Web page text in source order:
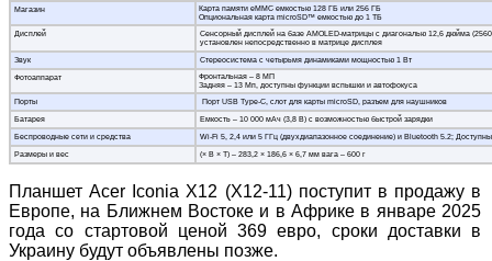
Магазин
Карта памяти eMMC емкостью 128 ГБ или 256 ГБ
Опциональная карта microSD™ емкостью до 1 ТБ
Дисплей
Сенсорный дисплей на базе AMOLED-матрицы с диагональю 12,6 дюйма
установлен непосредственно в матрице дисплея
Звук
Стереосистема с четырьмя динамиками мощностью 1 Вт
Фотоаппарат
Фронтальная – 8 МП
Задняя – 13 Мп, доступны функции вспышки и автофокуса
Порты
Порт USB Type-C, слот для карты microSD, разъем для наушников
Батарея
Емкость – 10 000 мАч (3,8 В) с возможностью быстрой зарядки
Беспроводные сети и средства
Wi-Fi 5, 2,4 или 5 ГГц (двухдиапазонное соединение) и Bluetooth 5.2;
Размеры и вес
(× В × Т) – 283,2 × 186,6 × 6,7 мм вага – 600 г
Планшет Acer Iconia X12 (X12-11) поступит в продажу в
Европе, на Ближнем Востоке и в Африке в январе 2025
года со стартовой ценой 369 евро, сроки доставки в
Украину будут объявлены позже.